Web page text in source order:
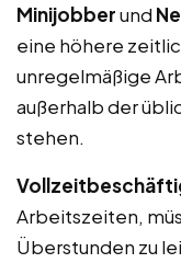
Minijobberund
eine höhere
unregelmäßige
außerhalb der
stehen.
Arbeitszeiten,
Überstunden zu